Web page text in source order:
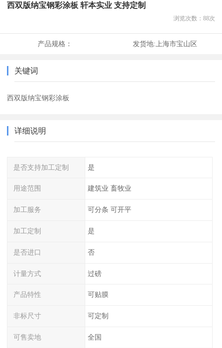
西双版纳宝钢彩涂板 轩本实业 支持定制
浏览次数： 88次
产品规格： 发货地:上海市宝山区
关键词
西双版纳宝钢彩涂板
详细说明
是否支持加工定制 是
用途范围 建筑业 畜牧业
加工服务 可分条 可开平
加工定制 是
是否进口 否
计量方式 过磅
产品特性 可贴膜
非标尺寸 可定制
可售卖地 全国